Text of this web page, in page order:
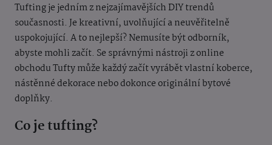
Tufting je jedním z nejzajímavějších DIY trendů
současnosti. Je kreativní, uvolňující a neuvěřitelně
uspokojující. A to nejlepší? Nemusíte být odborník,
abyste mohli začít. Se správnými nástroji z online
obchodu Tufty může každý začít vyrábět vlastní koberce,
nástěnné dekorace nebo dokonce originální bytové
doplňky.
Co je tufting?